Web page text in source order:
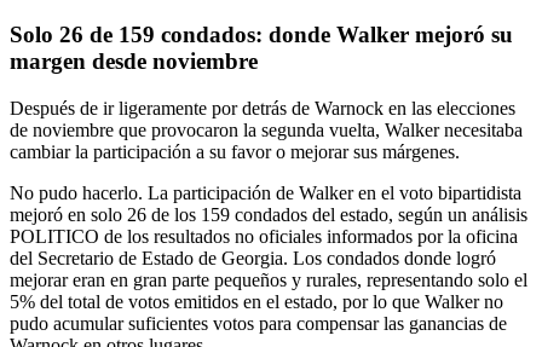
Solo 26 de 159 condados: donde Walker mejoró su
margen desde noviembre
Después de ir ligeramente por detrás de Warnock en las elecciones
de noviembre que provocaron la segunda vuelta, Walker necesitaba
cambiar la participación a su favor o mejorar sus márgenes.
No pudo hacerlo. La participación de Walker en el voto bipartidista
mejoró en solo 26 de los 159 condados del estado, según un análisis
POLITICO de los resultados no oficiales informados por la oficina
del Secretario de Estado de Georgia. Los condados donde logró
mejorar eran en gran parte pequeños y rurales, representando solo el
5% del total de votos emitidos en el estado, por lo que Walker no
pudo acumular suficientes votos para compensar las ganancias de